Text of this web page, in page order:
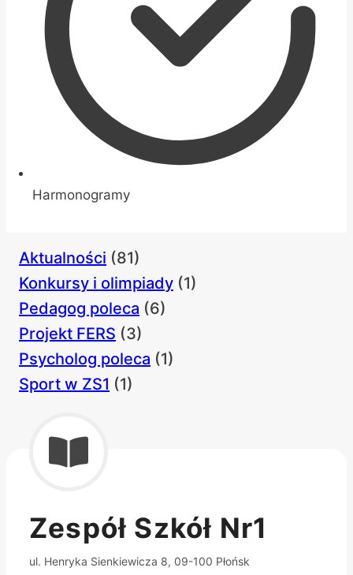
Harmonogramy
Aktualności (81)
Konkursy i olimpiady (1)
Pedagog poleca (6)
Projekt FERS (3)
Psycholog poleca (1)
Sport w ZS1 (1)
Zespół Szkół Nr1
ul. Henryka Sienkiewicza 8, 09-100 Płońsk